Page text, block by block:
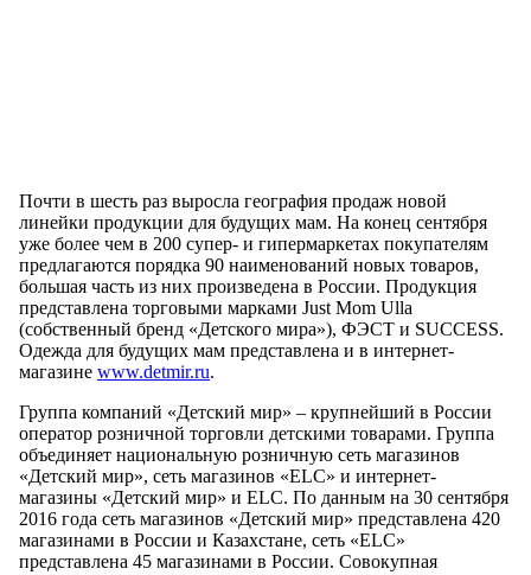
Почти в шесть раз выросла география продаж новой
линейки продукции для будущих мам. На конец сентября
уже более чем в 200 супер- и гипермаркетах покупателям
предлагаются порядка 90 наименований новых товаров,
большая часть из них произведена в России. Продукция
представлена торговыми марками Just Mom Ulla
(собственный бренд «Детского мира»), ФЭСТ и SUCCESS.
Одежда для будущих мам представлена и в интернет-
магазине www.detmir.ru.
Группа компаний «Детский мир» – крупнейший в России
оператор розничной торговли детскими товарами. Группа
объединяет национальную розничную сеть магазинов
«Детский мир», сеть магазинов «ELC» и интернет-
магазины «Детский мир» и ELC. По данным на 30 сентября
2016 года сеть магазинов «Детский мир» представлена 420
магазинами в России и Казахстане, сеть «ELC»
представлена 45 магазинами в России. Совокупная